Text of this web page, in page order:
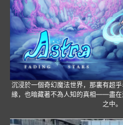
沉浸於一個奇幻魔法世界，那裏有超
緣，也暗藏著不為人知的真相——盡在
之中。